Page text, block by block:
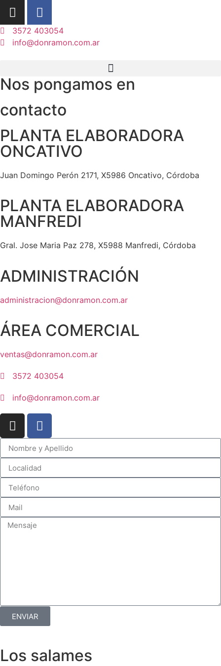
3572 403054
info@donramon.com.ar
Nos pongamos en
contacto
PLANTA ELABORADORA
ONCATIVO
Juan Domingo Perón 2171, X5986 Oncativo, Córdoba
PLANTA ELABORADORA
MANFREDI
Gral. Jose Maria Paz 278, X5988 Manfredi, Córdoba
ADMINISTRACIÓN
administracion@donramon.com.ar
ÁREA COMERCIAL
ventas@donramon.com.ar
3572 403054
info@donramon.com.ar
ENVIAR
Los salames